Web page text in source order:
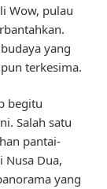
Wow, pulau
yang
terkesima.
begitu
Salah satu
pantai-
Nusa Dua,
yang